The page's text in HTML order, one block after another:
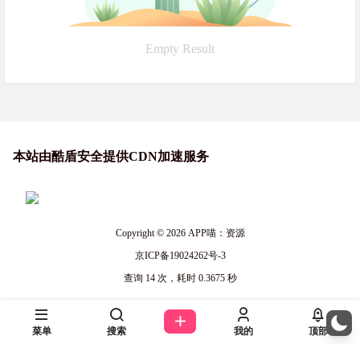
Empty Result
本站由酷盾安全提供CDN加速服务
Copyright © 2026APP喵：资源
京ICP备19024262号-3
查询 14 次，耗时 0.3675 秒
菜单 搜索 我的 顶部